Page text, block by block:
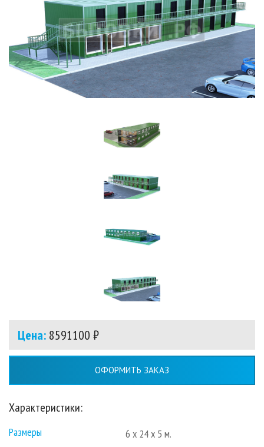
Цена: 8591100 ₽
ОФОРМИТЬ ЗАКАЗ
Характеристики:
Размеры
6 х 24 х 5 м.